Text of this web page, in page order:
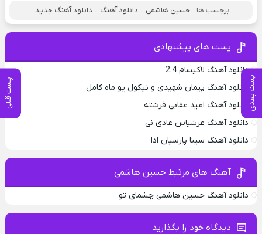
پست بعدی پست قبلی
برچسب ها : حسین هاشمی ، دانلود آهنگ ، دانلود آهنگ جدید
پست های پیشنهادی
دانلود آهنگ لاکیسام 2.4
دانلود آهنگ پیمان شهیدی و نیکول یو ماه کامل
دانلود آهنگ امید عقابی فرشته
دانلود آهنگ عرشیاس عادی نی
دانلود آهنگ سینا پارسیان ادا
آهنگ های مرتبط حسین هاشمی
دانلود آهنگ حسین هاشمی چشمای تو
دیدگاه خود را بگذارید